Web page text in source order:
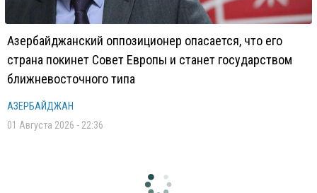
Азербайджанский оппозиционер опасается, что его
страна покинет Совет Европы и станет государством
ближневосточного типа
АЗЕРБАЙДЖАН
01 Августа 2026 - 22:36